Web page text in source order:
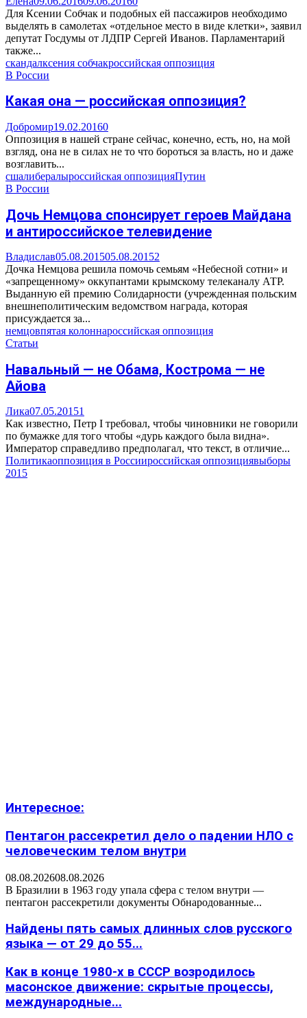
Для Ксении Собчак и подобных ей пассажиров необходимо
выделять в самолетах «отдельное место в виде клетки», заявил
депутат Госдумы от ЛДПР Сергей Иванов. Парламентарий
также...
скандалксения собчакроссийская оппозиция
В России
Какая она — российская оппозиция?
Добромир19.02.20160
Оппозиция в нашей стране сейчас, конечно, есть, но, на мой
взгляд, она не в силах не то что бороться за власть, но и даже
возглавить...
сшалибералыроссийская оппозицияПутин
В России
Дочь Немцова спонсирует героев Майдана
и антироссийское телевидение
Владислав05.08.201505.08.20152
Дочка Немцова решила помочь семьям «Небесной сотни» и
«запрещенному» оккупантами крымскому телеканалу АТР.
Выданную ей премию Солидарности (учрежденная польским
внешнеполитическим ведомством награда, которая
присуждается за...
немцовпятая колоннароссийская оппозиция
Статьи
Навальный — не Обама, Кострома — не
Айова
Лика07.05.20151
Как известно, Петр I требовал, чтобы чиновники не говорили
по бумажке для того чтобы «дурь каждого была видна».
Император справедливо предполагал, что текст, в отличие...
Политикаоппозиция в Россиироссийская оппозициявыборы
2015
Интересное:
Пентагон рассекретил дело о падении НЛО с
человеческим телом внутри
08.08.202608.08.2026
В Бразилии в 1963 году упала сфера с телом внутри —
пентагон рассекретили документы Обнародованные...
Найдены пять самых длинных слов русского
языка — от 29 до 55...
Как в конце 1980-х в СССР возродилось
масонское движение: скрытые процессы,
международные...